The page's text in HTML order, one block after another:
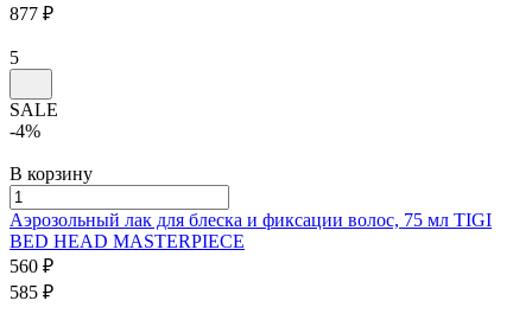
877 ₽
5
SALE
-4%
В корзину
Аэрозольный лак для блеска и фиксации волос, 75 мл TIGI
BED HEAD MASTERPIECE
560 ₽
585 ₽